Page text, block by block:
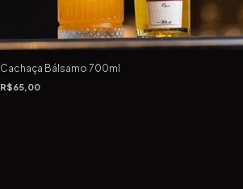
Cachaça Bálsamo 700ml
R$65,00